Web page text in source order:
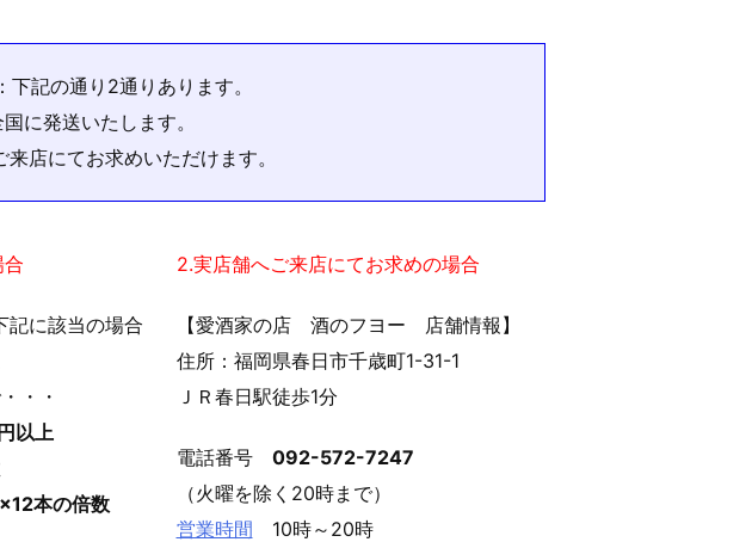
下記の通り2通りあります。
に発送いたします。
来店にてお求めいただけます。
合
に該当の場合
・・
以上
本の倍数
2.実店舗へご来店にてお求めの場合
【愛酒家の店 酒のフヨー 店舗情報】
住所：福岡県春日市千歳町1-31-1
ＪＲ春日駅徒歩1分
電話番号 092-572-7247
（火曜を除く20時まで）
営業時間 10時～20時